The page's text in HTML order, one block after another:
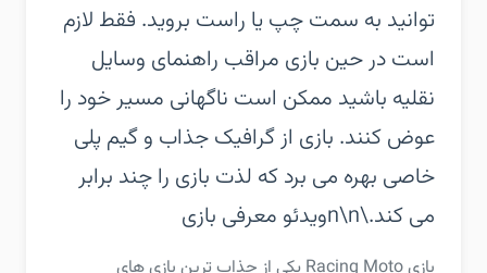
توانید به سمت چپ یا راست بروید. فقط لازم
است در حین بازی مراقب راهنمای وسایل
نقلیه باشید ممکن است ناگهانی مسیر خود را
عوض کنند. بازی از گرافیک جذاب و گیم پلی
خاصی بهره می برد که لذت بازی را چند برابر
می کند.\n\nویدئو معرفی بازی